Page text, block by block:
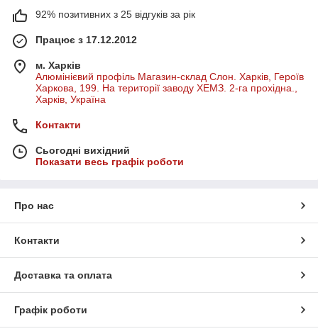
92% позитивних з 25 відгуків за рік
Працює з 17.12.2012
м. Харків
Алюмінієвий профіль Магазин-склад Слон. Харків, Героїв
Харкова, 199. На території заводу ХЕМЗ. 2-га прохідна.,
Харків, Україна
Контакти
Сьогодні вихідний
Показати весь графік роботи
Про нас
Контакти
Доставка та оплата
Графік роботи